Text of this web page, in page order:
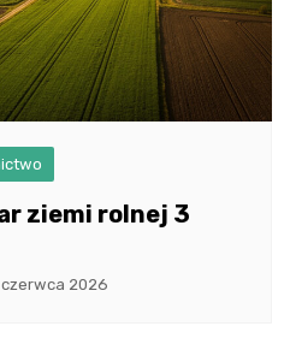
ziemi rolnej 3
2026